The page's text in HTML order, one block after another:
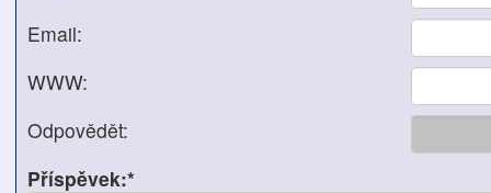
Email:
WWW:
Odpovědět:
Příspěvek:*